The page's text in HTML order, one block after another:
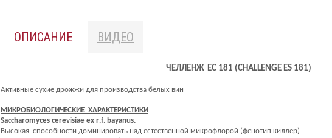
ОПИСАНИЕ ВИДЕО
ЧЕЛЛЕНЖЕС 181 (CHALLENGE ES181)
Активные сухие дрожжи для производства белых вин
МИКРОБИОЛОГИЧЕСКИЕ ХАРАКТЕРИСТИКИ
Saccharomyces cerevisiae ex r.f. bayanus.
Высокая способности доминировать над естественной микрофлорой (фенотип киллер)